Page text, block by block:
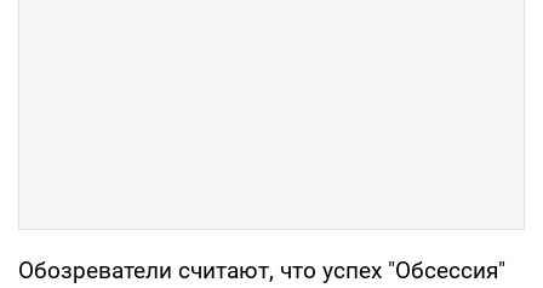
Обозреватели считают, что успех "Обсессия"